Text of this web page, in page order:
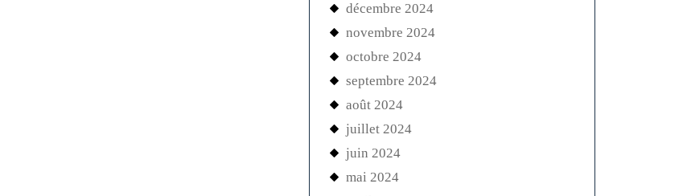
décembre 2024
novembre 2024
octobre 2024
septembre 2024
août 2024
juillet 2024
juin 2024
mai 2024